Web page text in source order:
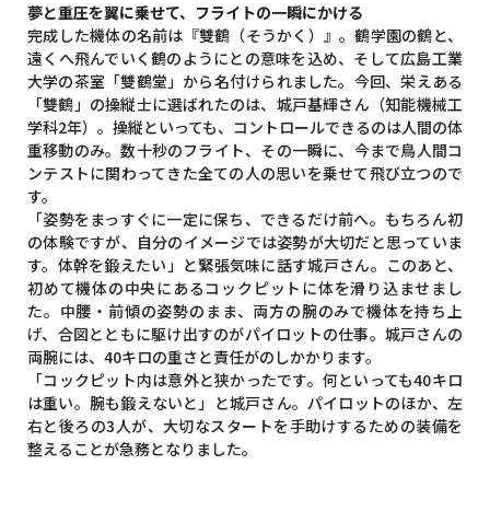
夢と重圧を翼に乗せて、フライトの一瞬にかける
完成した機体の名前は『雙鶴（そうかく）』。鶴学園の鶴と、
遠くへ飛んでいく鶴のようにとの意味を込め、そして広島工業
大学の茶室「雙鶴堂」から名付けられました。今回、栄えある
「雙鶴」の操縦士に選ばれたのは、城戸基輝さん（知能機械工
学科2年）。操縦といっても、コントロールできるのは人間の体
重移動のみ。数十秒のフライト、その一瞬に、今まで鳥人間コ
ンテストに関わってきた全ての人の思いを乗せて飛び立つので
す。
「姿勢をまっすぐに一定に保ち、できるだけ前へ。もちろん初
の体験ですが、自分のイメージでは姿勢が大切だと思っていま
す。体幹を鍛えたい」と緊張気味に話す城戸さん。このあと、
初めて機体の中央にあるコックピットに体を滑り込ませまし
た。中腰・前傾の姿勢のまま、両方の腕のみで機体を持ち上
げ、合図とともに駆け出すのがパイロットの仕事。城戸さんの
両腕には、40キロの重さと責任がのしかかります。
「コックピット内は意外と狭かったです。何といっても40キロ
は重い。腕も鍛えないと」と城戸さん。パイロットのほか、左
右と後ろの3人が、大切なスタートを手助けするための装備を
整えることが急務となりました。